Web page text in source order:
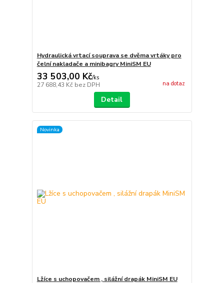
Hydraulická vrtací souprava se dvěma vrtáky pro
čelní nakladače a minibagry MiniSM EU
33 503,00 Kč/ks
27 688,43 Kč bez DPH na dotaz
Detail
Novinka
Lžíce s uchopovačem , silážní drapák MiniSM EU